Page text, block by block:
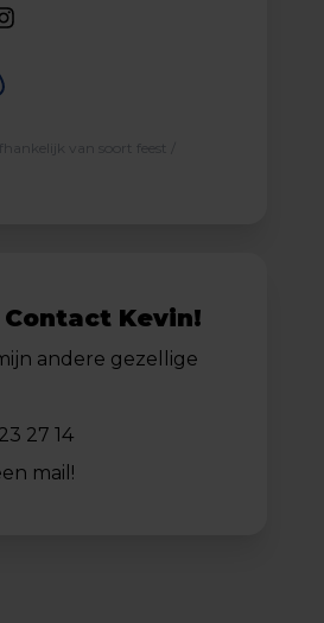
van soort feest /
Contact Kevin!
andere gezellige
27 14
mail!